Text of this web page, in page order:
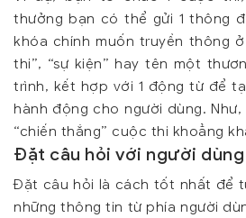
thưởng bạn có thể gửi 1 thông
khóa chính muốn truyền thông
thi”, “sự kiện” hay tên một
trình, kết hợp với 1 động từ để
hành động cho người dùng. Như,
“chiến thắng” cuộc thi khoẳng
Đặt câu hỏi với người dùng
Đặt câu hỏi là cách tốt nhất để
những thông tin từ phía người